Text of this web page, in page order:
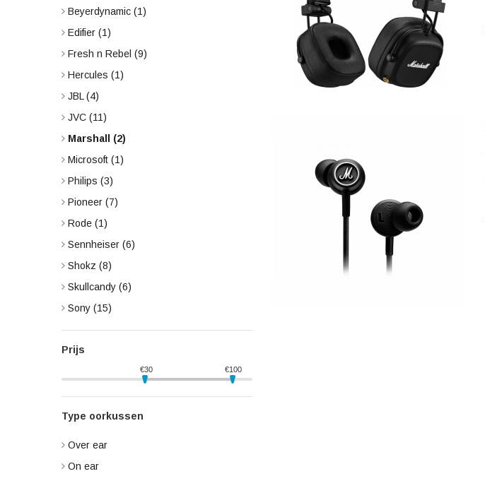
Beyerdynamic (1)
Edifier (1)
Fresh n Rebel (9)
Hercules (1)
JBL (4)
JVC (11)
Marshall (2)
Microsoft (1)
Philips (3)
Pioneer (7)
Rode (1)
Sennheiser (6)
Shokz (8)
Skullcandy (6)
Sony (15)
Prijs
€30 €100
Type oorkussen
Over ear
On ear